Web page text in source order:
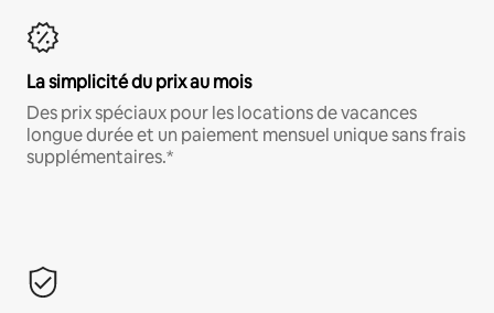
La simplicité du prix au mois
Des prix spéciaux pour les locations de vacances
longue durée et un paiement mensuel unique sans frais
supplémentaires.*